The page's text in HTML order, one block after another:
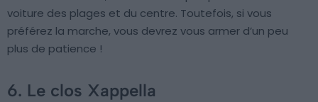
voiture des plages et du centre. Toutefois, si vous
préférez la marche, vous devrez vous armer d’un peu
plus de patience !
6. Le clos Xappella